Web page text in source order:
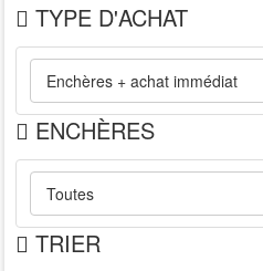
TYPE D'ACHAT
ENCHÈRES
TRIER